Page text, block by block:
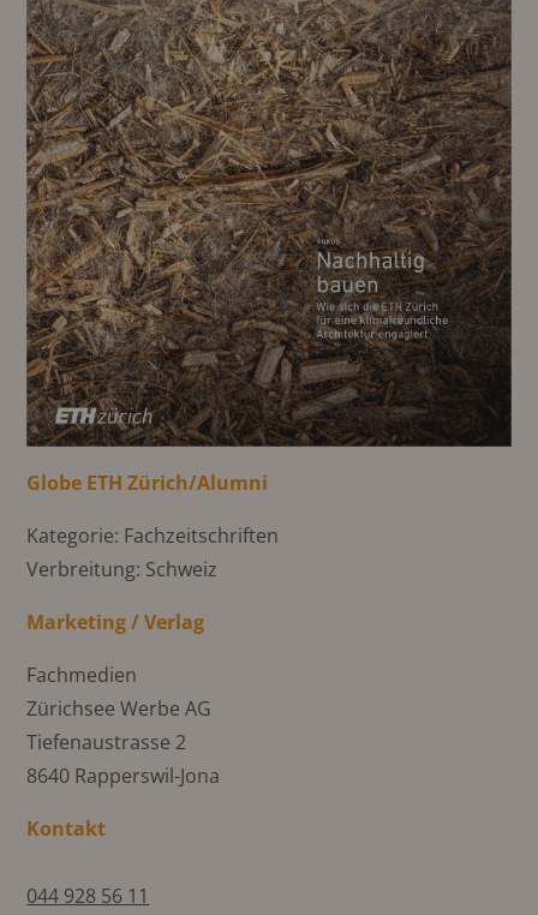
Globe ETH Zürich/Alumni
Kategorie: Fachzeitschriften
Verbreitung: Schweiz
Marketing / Verlag
Fachmedien
Zürichsee Werbe AG
Tiefenaustrasse 2
8640 Rapperswil-Jona
Kontakt
044 928 56 11